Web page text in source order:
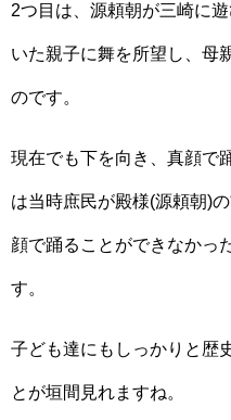
2つ目は、源頼朝が三崎に
いた親子に舞を所望し、母
のです。
現在でも下を向き、真顔で
は当時庶民が殿様(源頼朝)
顔で踊ることができなかっ
す。
子ども達にもしっかりと歴
とが垣間見れますね。